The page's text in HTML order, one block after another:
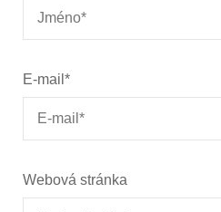
E-mail *
Webová stránka